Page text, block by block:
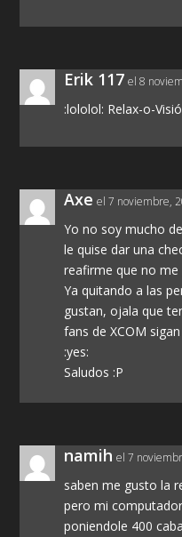
Erik 117 el 8
:lololol: Relax-o-
Axe el 7 noviembre,
Yo no soy mucho
le quise dar una
reafirme que no
Ya quitando a las
gustan, ojala que
fans de XCOM
:yes:
Saludos :P
namih el 7
saben me gusto la
pero mi
poniendole 400